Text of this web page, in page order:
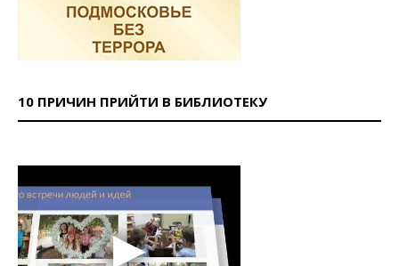
10 ПРИЧИН ПРИЙТИ В БИБЛИОТЕКУ